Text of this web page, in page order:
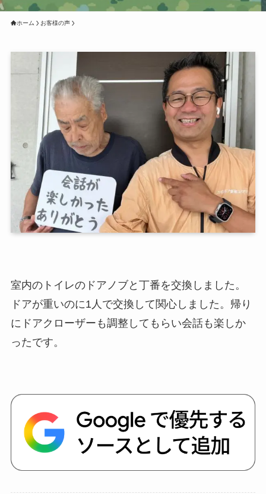
ホーム お客様の声
室内のトイレのドアノブと丁番を交換しました。
ドアが重いのに1人で交換して関心しました。帰り
にドアクローザーも調整してもらい会話も楽しか
ったです。